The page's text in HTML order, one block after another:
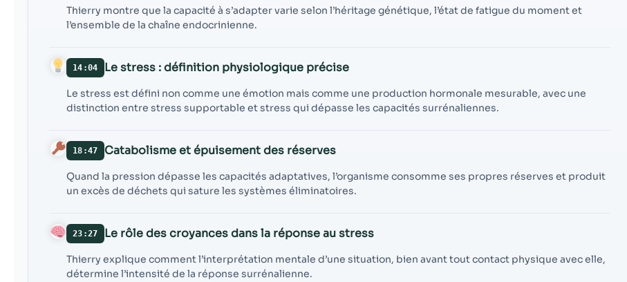
Thierry montre que la capacité à s’adapter varie selon l’héritage génétique, l’état de fatigue du moment et
l’ensemble de la chaîne endocrinienne.
14:04 Le stress : définition physiologique précise
Le stress est défini non comme une émotion mais comme une production hormonale mesurable, avec une
distinction entre stress supportable et stress qui dépasse les capacités surrénaliennes.
18:47 Catabolisme et épuisement des réserves
Quand la pression dépasse les capacités adaptatives, l’organisme consomme ses propres réserves et produit
un excès de déchets qui sature les systèmes éliminatoires.
23:27 Le rôle des croyances dans la réponse au stress
Thierry explique comment l’interprétation mentale d’une situation, bien avant tout contact physique avec elle,
détermine l’intensité de la réponse surrénalienne.